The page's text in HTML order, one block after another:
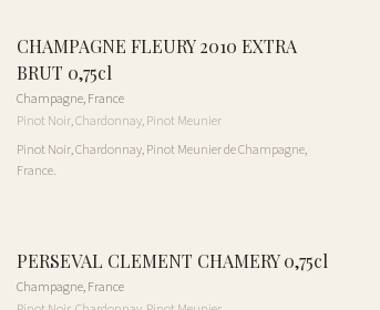
CHAMPAGNE FLEURY 2010 EXTRA
BRUT 0,75cl
Champagne,France
Pinot Noir, Chardonnay, Pinot Meunier
Pinot Noir, Chardonnay, Pinot Meunier de Champagne,
France.
PERSEVAL CLEMENT CHAMERY 0,75cl
Champagne,France